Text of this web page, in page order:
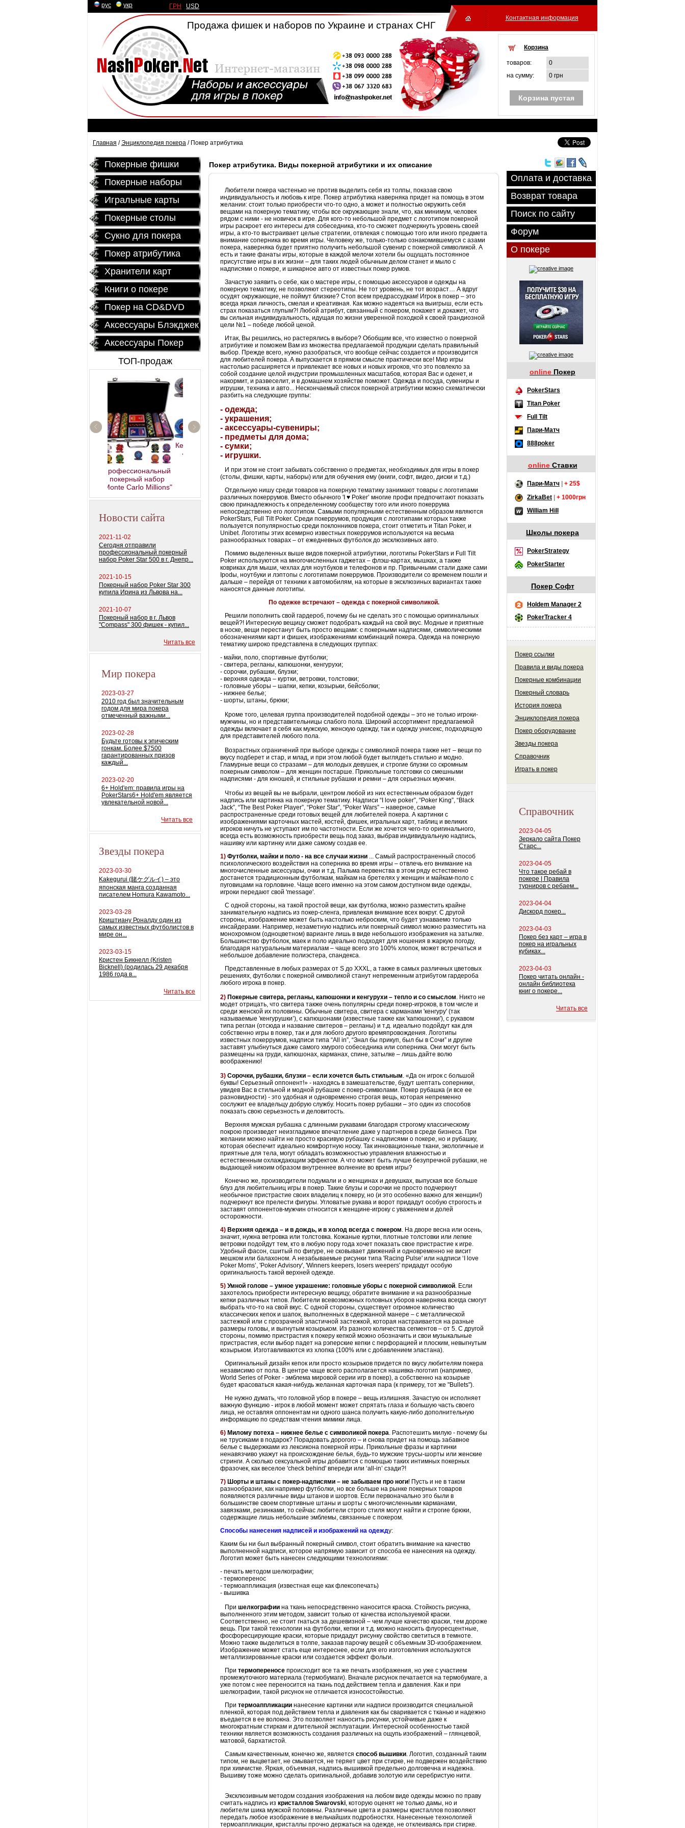
рус укр ГРН USD
Продажа фишек и наборов по Украине и странах СНГ
Контактная информация
Корзина
товаров:
0
на сумму:
0 грн
Корзина пустая
Главная /Энциклопедия покера / Покер атрибутика
Покерные фишки
Покерные наборы
Игральные карты
Покерные столы
Сукно для покера
Покер атрибутика
Хранители карт
Книги о покере
Покер на CD&DVD
Аксессуары Блэкджек
Аксессуары Покер
ТОП-продаж
Профессиональный
покерный набор
"Monte Carlo Millions"
Керамические фишки
«EPT PokerStars»
Новости сайта
2021-11-02
Сегодня отправили
профессиональный покерный
набор Poker Star 500 в г. Днепр...
2021-10-15
Покерный набор Poker Star 300
купила Ирина из Львова на...
2021-10-07
Покерный набор в г. Львов
"Compass" 300 фишек - купил...
Читать все
Мир покера
2023-03-27
2010 год был значительным
годом для мира покера
отмеченный важными...
2023-02-28
Будьте готовы к эпическим
гонкам. Более $7500
гарантированных призов
каждый...
2023-02-20
6+ Hold'em: правила игры на
PokerStars6+ Hold'em является
увлекательной новой...
Читать все
Звезды покера
2023-03-30
Kakegurui (賭ケグルイ) – это
японская манга созданная
писателем Homura Kawamoto...
2023-03-28
Криштиану Роналду один из
самых известных футболистов в
мире он...
2023-03-15
Кристен Бикнелл (Kristen
Bicknell) (родилась 29 декабря
1986 года в...
Читать все
Покер атрибутика. Виды покерной атрибутики и их описание
Любители покера частенько не против выделить себя из толпы, показав свою
индивидуальность и любовь к игре. Покер атрибутика наверняка придет на помощь в этом
желании: стоит только приобрести что-то одно, а может и полностью окружить себя
вещами на покерную тематику, чтобы все окружающие знали, что, как минимум, человек
рядом с ними - не новичок в игре. Для кого-то небольшой предмет с логотипом покерной
игры раскроет его интересы для собеседника, кто-то сможет подчеркнуть уровень своей
игры, а кто-то выстраивает целые стратегии, отвлекая с помощью того или иного предмета
внимание соперника во время игры. Человеку же, только-только ознакомившемуся с азами
покера, наверняка будет приятно получить небольшой сувенир с покерной символикой. А
есть и такие фанаты игры, которые в каждой мелочи хотели бы ощущать постоянное
присутствие игры в их жизни – для таких людей обычным делом станет и мыло с
надписями о покере, и шикарное авто от известных покер румов.
Зачастую заявить о себе, как о мастере игры, с помощью аксессуаров и одежды на
покерную тематику, не позволяют стереотипы. Не тот уровень, не тот возраст… А вдруг
осудят окружающие, не поймут близкие? Стоп всем предрассудкам! Игрок в покер – это
всегда яркая личность, смелая и креативная. Как можно надеяться на выигрыш, если есть
страх показаться глупым?! Любой атрибут, связанный с покером, покажет и докажет, что
вы сильная индивидуальность, идущая по жизни уверенной походкой к своей грандиозной
цели №1 – победе любой ценой.
Итак, Вы решились, но растерялись в выборе? Обобщим все, что известно о покерной
атрибутике и поможем Вам из множества предлагаемой продукции сделать правильный
выбор. Прежде всего, нужно разобраться, что вообще сейчас создается и производится
для любителей покера. А выпускается в прямом смысле практически все! Мир игры
настолько расширяется и привлекает все новых и новых игроков, что это повлекло за
собой создание целой индустрии промышленных масштабов, которая Вас и оденет, и
накормит, и развеселит, и в домашнем хозяйстве поможет. Одежда и посуда, сувениры и
игрушки, техника и авто... Нескончаемый список покерной атрибутики можно схематически
разбить на следующие группы:
- одежда;
- украшения;
- аксессуары-сувениры;
- предметы для дома;
- сумки;
- игрушки.
И при этом не стоит забывать собственно о предметах, необходимых для игры в покер
(столы, фишки, карты, наборы) или для обучения ему (книги, софт, видео, диски и т.д.)
Отдельную нишу среди товаров на покерную тематику занимают товары с логотипами
различных покеррумов. Вместо обычного 'I ♥ Poker’ многие профи предпочитают показать
свою принадлежность к определенному сообществу того или иного покеррума
непосредственно его логотипом. Самыми популярными естественным образом являются
PokerStars, Full Tilt Poker. Среди покеррумов, продукция с логотипами которых также
пользуется популярностью среди поклонников покера, стоит отметить и Titan Poker, и
Unibet. Логотипы этих всемирно известных покеррумов используются на весьма
разнообразных товарах – от ежедневных футболок до эксклюзивных авто.
Помимо выделенных выше видов покерной атрибутики, логотипы PokerStars и Full
Tilt
Poker используются на многочисленных гаджетах – флэш-картах, мышках, а также
ковриках для мыши, чехлах для ноутбуков и телефонов и пр. Привычными стали даже сами
Ipodы, ноутбуки и лэптопы с логотипами покеррумов. Производители со временем пошли и
дальше – перейдя от техники к автомобилям, на которые в эксклюзиных вариантах также
наносятся данные логотипы.
По одежке встречают – одежда с покерной символикой.
Решили пополнить свой гардероб, почему бы не сделать это с помощью оригинальных
вещей?! Интересную вещицу сможет подобрать каждый на свой вкус. Модные и приятные
в носке, вещи перестанут быть просто вещами: с покерными надписями, символическими
обозначениями карт и фишек, изображениями комбинаций покера. Одежда на покерную
тематику широко представлена в следующих группах:
- майки, поло, спортивные футболки;
- свитера, регланы, капюшонки, кенгурухи;
- сорочки, рубашки, блузки;
- верхняя одежда – куртки, ветровки, толстовки;
- головные уборы – шапки, кепки, козырьки, бейсболки;
- нижнее белье;
- шорты, штаны, брюки;
Кроме того, целевая группа производителей подобной одежды – это не только игроки-
мужчины, но и представительницы слабого пола. Широкий ассортимент предлагаемой
одежды включает в себя как мужскую, женскую одежду, так и одежду унисекс, подходящую
для представителей любого пола.
Возрастных ограничений при выборе одежды с символикой покера также нет – вещи по
вкусу подберет и стар, и млад, и при этом любой будет выглядеть стильно и модно.
Гламурные вещи со стразами – для молодых девушек, и строгие блузки со скромным
покерным символом – для женщин постарше. Прикольные толстовки со смешными
надписями - для юношей, и стильные рубашки и ремни – для серьезных мужчин.
Чтобы из вещей вы не выбрали, центром любой из них естественным образом будет
надпись или картинка на покерную тематику. Надписи “I
love poker”, “Poker King”, “Black
Jack”, “The Best Poker Player”, “Poker Star”, “Poker Wars” – наверное, самые
распространенные среди готовых вещей для любителей покера. А картинки с
изображениями карточных мастей, костей, фишек, игральных карт, таблиц и великих
игроков ничуть не уступают им по частотности. Если же хочется чего-то оригинального,
всегда есть возможность приобрести вещь под заказ, выбрав индивидуальную надпись,
нашивку или картинку или даже самому создав ее.
1) Футболки, майки и поло - на все случаи жизни ... Самый распространенный способ
психологического воздействия на соперника во время игры – отвлечь его внимание на
многочисленные аксессуары, очки и т.д. Пальма первенства в этом ряду естественно
достанется традиционным футболкам, майкам на бретелях у женщин и майкам-поло с
пуговицами на горловине. Чаще всего именно на этом самом доступном виде одежды,
игроки передают свой 'message'.
С одной стороны, на такой простой вещи, как футболка, можно разместить крайне
занимательную надпись из покер-сленга, привлекая внимание всех вокруг. С другой
стороны, изображение может быть настолько неброским, что будет узнаваемо только
инсайдерами. Например, незаметную надпись или покерный символ можно разместить на
монохромном (одноцветном) варианте лишь в виде небольшого изображения на затылке.
Большинство футболок, маек и поло идеально подходят для ношения в жаркую погоду,
благодаря натуральным материалам – чаще всего это 100% хлопок, может встречаться и
небольшое добавление полиэстера, спандекса.
Представленные в любых размерах от S до XXXL, а также в самых различных цветовых
решениях, футболки с покерной символикой станут непременным атрибутом гардероба
любого игрока в покер.
2) Покерные свитера, регланы, капюшонки и кенгурухи – тепло и со смыслом. Никто не
модет отрицать, что свитера также очень популярны среди покер-игроков, в том числе и
среди женской их половины. Обычные свитера, свитера с карманами 'кенгуру' (так
называемые 'кенгурушки’), c капюшонами (известные также как 'капюшонки'), с рукавом
типа реглан (отсюда и название свитеров – регланы) и т.д. идеально подойдут как для
собственно игры в покер, так и для любого другого времяпровождения. Логотипы
известных покеррумов, надписи типа “All
in”, “Знал бы прикуп, был бы в Сочи” и другие
заставят улыбнуться даже самого хмурого собеседника или соперника. Они могут быть
размещены на груди, капюшонах, карманах, спине, затылке – лишь дайте волю
воображению!
3) Сорочки, рубашки, блузки – если хочется быть стильным. «Да он игрок с большой
буквы! Серьезный оппонент!» - находясь в замешательстве, будут шептать соперники,
увидев Вас в стильной и модной рубашке с покер-символами. Покер рубашка (и все ее
разновидности) - это удобная и одновременно строгая вещь, которая непременно
сослужит ее владельцу добрую службу. Носить покер рубашки – это один из способов
показать свою серьезность и деловитость.
Верхняя мужская рубашка с длинными рукавами благодаря строгому классическому
покрою произведет неизгладимое впечатление даже у партнеров в среде бизнеса. При
желании можно найти не просто красивую рубашку с надписями о покере, но и рубашку,
которая обеспечит идеально комфортную носку. Так инновационные ткани, экологичные и
приятные для тела, могут обладать возможностью управления влажностью и
естественным охлаждающим эффектом. А что может быть лучше безупречной рубашки, не
выдающей никоим образом внутреннее волнение во время игры?
Конечно же, производители подумали и о женщинах и девушках, выпуская все больше
блуз для любительниц игры в покер. Такие блузы и сорочки не просто подчеркнут
необычное пристрастие своих владелиц к покеру, но (и это особенно важно для женщин!)
подчеркнут все прелести фигуры. Угловатые рукава и ворот придадут особую строгость и
заставят оппонентов-мужчин относится к женщине-игроку с уважением и долей
осторожности.
4) Верхняя одежда – и в дождь, и в холод всегда с покером. На дворе весна или осень,
значит, нужна ветровка или толстовка. Кожаные куртки, плотные толстовки или легкие
ветровки подойдут тем, кто в любую пору года хочет показать свое пристрастие к игре.
Удобный фасон, сшитый по фигуре, не сковывает движений и одновременно не висит
мешком или балахоном. А незабываемые рисунки типа 'Racing Pulse' или надписи ‘I
love
Poker Moms’, 'PokerAdvisory', 'Winners keepers, losers weepers' придадут особую
оригинальность такой верхней одежде.
5) Умной голове – умное украшение: головные уборы с покерной символикой. Если
захотелось приобрести интересную вещицу, обратите внимание и на разнообразные
кепки различных типов. Любители всевозможных головных уборов наверняка всегда смогут
выбрать что-то на свой вкус. С одной стороны, существует огромное количество
классических кепок и шапок, выполненных в сдержанной манере – с металлической
застежкой или с прозрачной эластичной застежкой, которая настраивается на разные
размеры головы, и выгнутым козырьком. Из разного количества сегментов – от 5. С другой
стороны, помимо пристрастия к покеру кепкой можно обозначить и свои музыкальные
пристрастия, если выбор падет на рэперские кепки с перфорацией и плоским, невыгнутым
козырьком. Изготавливаются из хлопка (100% или с добавлением эластана).
Оригинальный дизайн кепок или просто козырьков придется по вкусу любителям покера
независимо от пола. В центре чаще всего располагается нашивка-логотип (например,
World Series of Poker - эмблема мировой серии игр в покер), а собственно на козырьке
будет красоваться какая-нибудь желанная карточная пара (к примеру, тот же "Bullets").
Не нужно думать, что головной убор в покере – вещь излишняя. Зачастую он исполняет
важную функцию - игрок в любой момент может спрятать глаза и большую часть своего
лица, не оставляя оппонентам ни одного шанса получить какую-либо дополнительную
информацию по средствам чтения мимики лица.
6) Милому потеха – нижнее белье с символикой покера. Распотешить милую - почему бы
не трусиками в подарок? Порадовать дорогого – и снова придет на помощь забавное
белье с выдержками из лексикона покерной игры. Прикольные фразы и картинки
ненавязчиво укажут на происхождение белья, будь-то мужские трусы-шорты или женские
стринги. А сколько сексуальной игры добавится с помощью таких интимных покерных
фразочек, как веселое 'check behind' впереди или ‘all-in’ сзади?!
7) Шорты и штаны с покер-надписями – не забываем про ноги! Пусть и не в таком
разнообразии, как например футболки, но все больше на рынке покерных товаров
появляются различные виды штанов и шортов. Если первоначально это были в
большинстве своем спортивные штаны и шорты с многочисленными карманами,
завязками, резинками, то сейчас любители строго стиля могут найти и строгие брюки,
содержащие лишь небольшие эмблемы, связанные с покером.
Способы нанесения надписей и изображений на одежду:
Каким бы ни был выбранный покерный символ, стоит обратить внимание на качество
выполненной надписи, которое напрямую зависит от способа ее нанесения на одежду.
Логотип может быть нанесен следующими технологиями:
- печать методом шелкографии;
- термоперенос
- термоаппликация (известная еще как флексопечать)
- вышивка
При шелкографии на ткань непосредственно наносится краска. Стойкость рисунка,
выполненного этим методом, зависит только от качества используемой краски.
Соответственно, не стоит гнаться за дешевизной – чем лучше качество краски, тем дороже
вещь. При такой технологии на футболки, кепки и т.д. можно наносить флуоресцентные,
фосфоресцирующие краски, которые придадут рисунку свойство светиться в темноте.
Можно также выделиться в толпе, заказав парочку вещей с объемным 3D-изображением.
Изображение может стать еще интереснее, если для его изготовления используются
металлизированные краски или создается эффект фольги.
При термопереносе происходит все та же печать изображения, но уже с участием
промежуточного материала (термобумаги). Вначале рисунок печатается на термобумаге, а
уже потом с нее переносится на ткань под действием тепла и давления. Как и при
шелкографии, такой рисунок не отличается износостойкостью.
При термоаппликации нанесение картинки или надписи производится специальной
пленкой, которая под действием тепла и давления как бы сваривается с тканью и надежно
въедается в ее волокна. Это позволяет наносить рисунки, устойчивые даже к
многократным стиркам и длительной эксплуатации. Интересной особенностью такой
техники является возможность создания различных на ощупь изображений – глянцевой,
матовой, бархатистой.
Самым качественным, конечно же, является способ вышивки. Логотип, созданный таким
типом, не выцветает, не смывается, не теряет цвет при стирке, не подвержен воздействию
при химчистке. Яркая, объемная, надпись вышивкой предельно долговечна и надежна.
Вышивку тоже можно сделать оригинальной, добавив золотую или серебристую нити.
Эксклюзивным методом создания изображения на любом виде одежды можно по праву
считать надпись из кристаллов Swarovski, которую оценят не только дамы, но и
любители шика мужской половины. Различные цвета и размеры кристаллов позволяют
передать любое изображение в мельчайших подробностях. Нанесенные технологией
термоаппликации, кристаллы прочно держаться на одежде, не отклеиваясь при стирке.
Оплата и доставка
Возврат товара
Поиск по сайту
Форум
О покере
online Покер
PokerStars
Titan Poker
Full Tilt
Пари-Матч
888poker
onlineСтавки
Пари-Матч
+ 25$
ZirkaBet | + 1000грн
William Hill
Школы покера
PokerStrategy
PokerStarter
Покер Софт
Holdem Manager 2
PokerTracker 4
Покер ссылки
Правила и виды покера
Покерные комбинации
Покерный словарь
История покера
Энциклопедия покера
Покер оборудование
Звезды покера
Справочник
Играть в покер
Справочник
2023-04-05
Зеркало сайта Покер
Старс...
2023-04-05
Что такое ребай в
покере | Правила
турниров с ребаем...
2023-04-04
Дискорд покер...
2023-04-03
Покер без карт – игра в
покер на игральных
кубиках...
2023-04-03
Покер читать онлайн -
онлайн библиотека
книг о покере...
Читать все